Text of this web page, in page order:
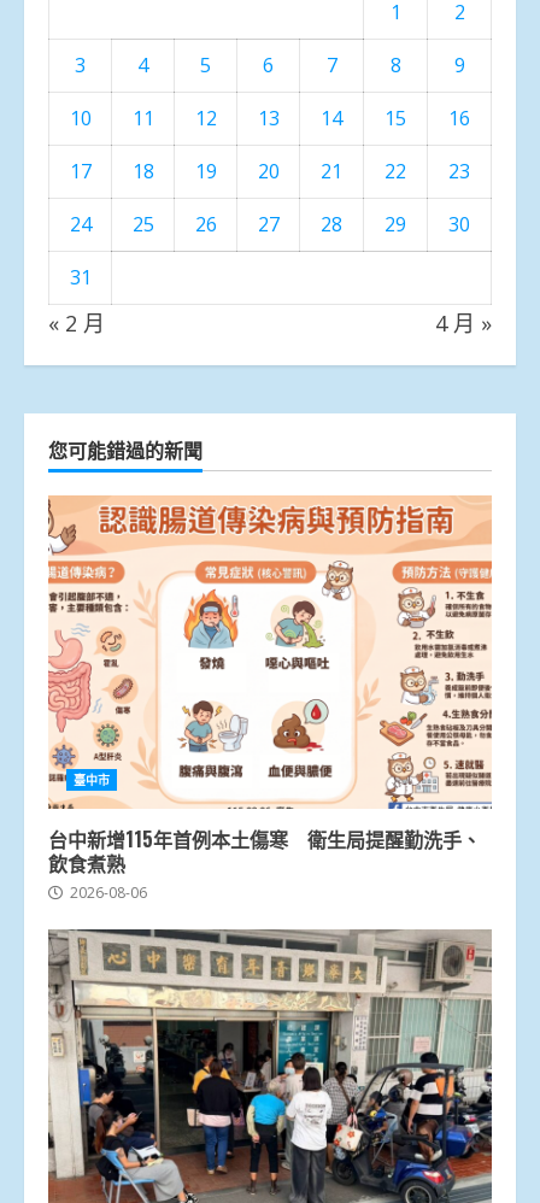
1
2
3
4 5 6 7 8
9
10
11 12 13 14 15
16
17
18 19 20 21 22
23
24
25 26 27 28 29
30
31
« 2 月 4 月 »
您可能錯過的新聞
臺中市
台中新增115年首例本土傷寒 衛生局提醒勤洗手、
飲食煮熟
2026-08-06